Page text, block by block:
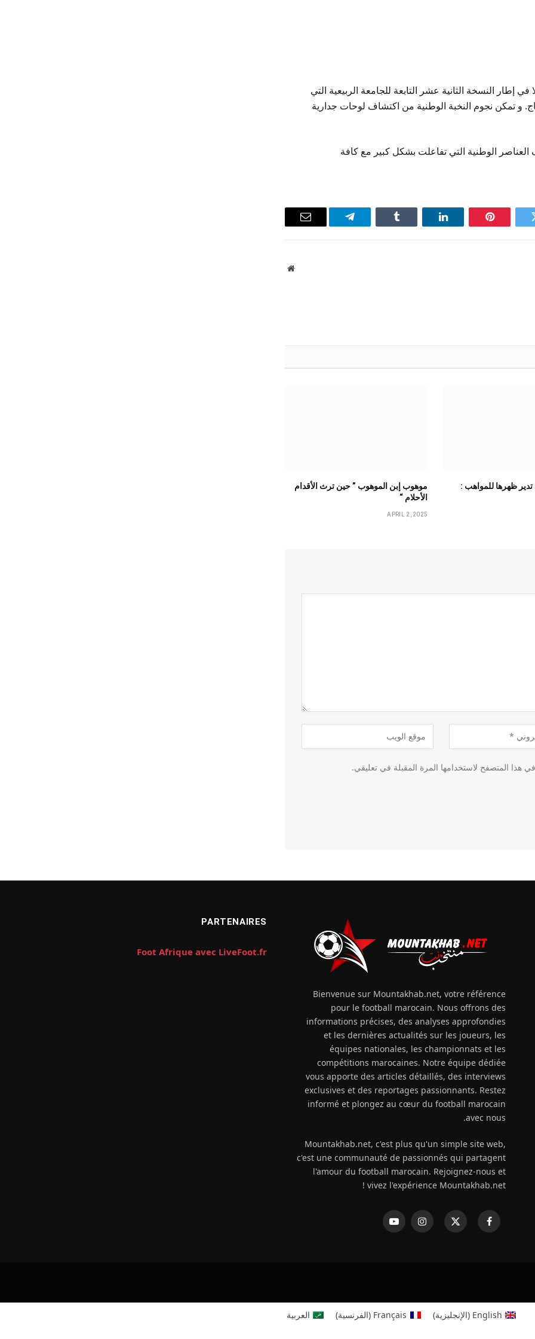
إطار النسخة الثانية عشر التابعة للجامعة الربيعية التي
و تمكن نجوم النخبة الوطنية من اكتشاف لوحات جدارية
الوطنية التي تفاعلت بشكل كبير مع كافة
بينتيريست لينكدإن Tumblr تيلقرام
البريد
موقع
تدير ظهرها للمواهب :
موهوب إبن الموهوب ” حين ترث الأقدام
الأحلام “
APRIL 2, 2025
هذا المتصفح لاستخدامها المرة المقبلة في تعليقي.
Bienvenue sur Mountakhab.net, votre référence
pour le football marocain. Nous offrons des
informations précises, des analyses approfondies
et les dernières actualités sur les joueurs, les
équipes nationales, les championnats et les
compétitions marocaines. Notre équipe dédiée
vous apporte des articles détaillés, des interviews
exclusives et des reportages passionnants. Restez
informé et plongez au cœur du football marocain
avec nous.
Mountakhab.net, c'est plus qu'un simple site web,
c'est une communauté de passionnés qui partagent
l'amour du football marocain. Rejoignez-nous et
vivez l'expérience Mountakhab.net !
فيسبوك
X
الانستغراميوتيوب
PARTENAIRES
Foot Afrique avec LiveFoot.fr
English
(الإنجليزية)
Français
(الفرنسية) العربية